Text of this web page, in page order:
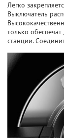
Легко
Выключатель
только
станции.